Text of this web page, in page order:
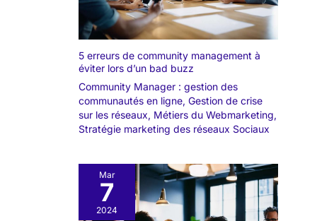
5 erreurs de community management à
éviter lors d’un bad buzz
Community Manager : gestion des
communautés en ligne, Gestion de crise
sur les réseaux, Métiers du Webmarketing,
Stratégie marketing des réseaux Sociaux
Mar
7
2024